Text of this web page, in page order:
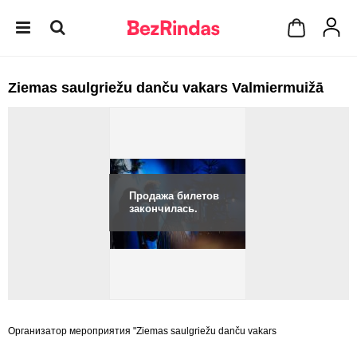
Ziemas saulgriežu danču vakars Valmiermuižā
Продажа билетов
закончилась.
Организатор мероприятия "Ziemas saulgriežu danču vakars